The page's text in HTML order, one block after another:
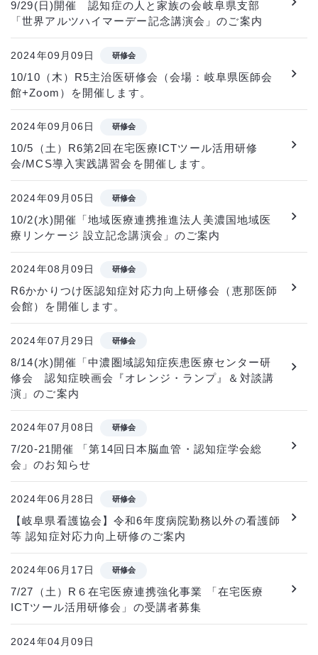
9/29(日)開催 認知症の人と家族の会岐阜県支部
「世界アルツハイマーデー記念講演会」のご案内
2024年09月09日 研修会
10/10（木）R5主治医研修会（会場：岐阜県医師会
館+Zoom）を開催します。
2024年09月06日 研修会
10/5（土）R6第2回在宅医療ICTツール活用研修
会/MCS導入実践講習会を開催します。
2024年09月05日 研修会
10/2(水)開催「地域医療連携推進法人美濃国地域医
療リンケージ 設立記念講演会」のご案内
2024年08月09日 研修会
R6かかりつけ医認知症対応力向上研修会（恵那医師
会館）を開催します。
2024年07月29日 研修会
8/14(水)開催「中濃圏域認知症疾患医療センター研
修会 認知症映画会『オレンジ・ランプ』＆対談講
演」のご案内
2024年07月08日 研修会
7/20-21開催 「第14回日本脳血管・認知症学会総
会」のお知らせ
2024年06月28日 研修会
【岐阜県看護協会】令和6年度病院勤務以外の看護師
等 認知症対応力向上研修のご案内
2024年06月17日 研修会
7/27（土）R６在宅医療連携強化事業 「在宅医療
ICTツール活用研修会」の受講者募集
2024年04月09日